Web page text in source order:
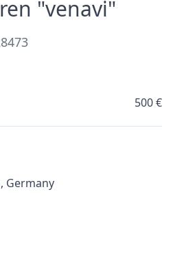
"venavi"
500 €
Germany